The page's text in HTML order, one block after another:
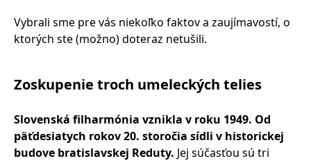
Vybrali sme pre vás niekoľko faktov a zaujímavostí, o
ktorých ste (možno) doteraz netušili.
Zoskupenie troch umeleckých telies
Slovenská filharmónia vznikla v roku 1949. Od
päťdesiatych rokov 20. storočia sídli v historickej
budove bratislavskej Reduty. Jej súčasťou sú tri